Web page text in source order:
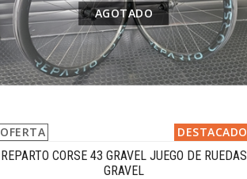
OFERTA DESTACADO
AGOTADO
REPARTO CORSE 43 GRAVEL JUEGO DE RUEDAS
GRAVEL